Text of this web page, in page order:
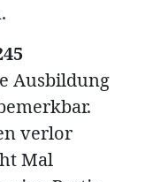
Ausbildung
verlor
Mal